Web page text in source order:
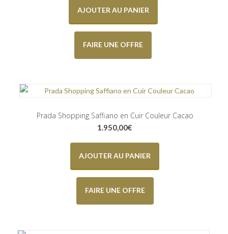
AJOUTER AU PANIER
FAIRE UNE OFFRE
Prada Shopping Saffiano en Cuir Couleur Cacao
1.950,00€
AJOUTER AU PANIER
FAIRE UNE OFFRE